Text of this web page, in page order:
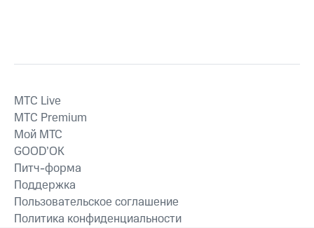
MTС Live
MTС Premium
Мой МТС
GOOD’OK
Питч-форма
Поддержка
Пользовательское соглашение
Политика конфиденциальности